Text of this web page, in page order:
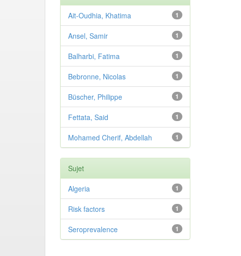
1
Ait-Oudhia, Khatima
1
Ansel, Samir
1
Balharbi, Fatima
1
Bebronne, Nicolas
1
Büscher, Philippe
1
Fettata, Said
1
Mohamed Cherif, Abdellah
Sujet
1
Algeria
1
Risk factors
1
Seroprevalence